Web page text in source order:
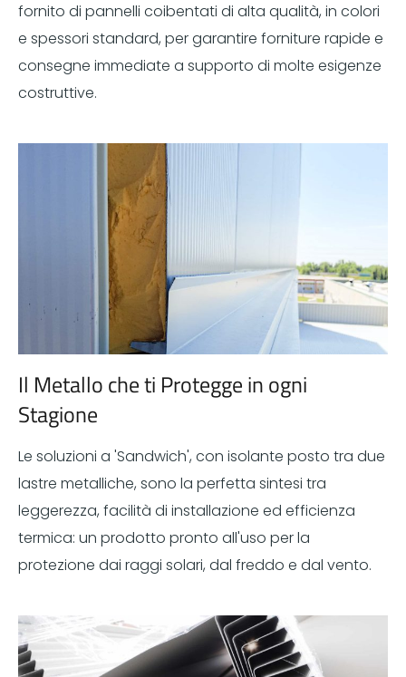
fornito di pannelli coibentati di alta qualità, in colori
e spessori standard, per garantire forniture rapide e
consegne immediate a supporto di molte esigenze
costruttive.
Il Metallo che ti Protegge in ogni
Stagione
Le soluzioni a 'Sandwich', con isolante posto tra due
lastre metalliche, sono la perfetta sintesi tra
leggerezza, facilità di installazione ed efficienza
termica: un prodotto pronto all'uso per la
protezione dai raggi solari, dal freddo e dal vento.